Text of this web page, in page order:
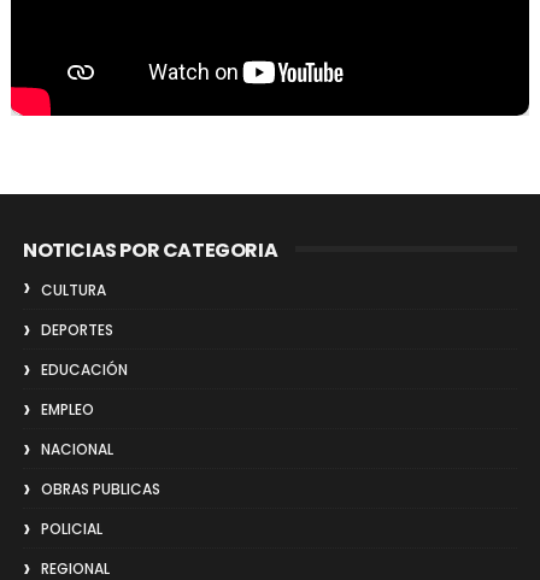
NOTICIAS POR CATEGORIA
CULTURA
DEPORTES
EDUCACIÓN
EMPLEO
NACIONAL
OBRAS PUBLICAS
POLICIAL
REGIONAL